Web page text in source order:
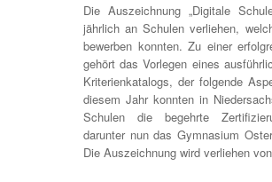
Die Auszeichnung „Digitale
jährlich an Schulen verliehen,
bewerben konnten. Zu einer
gehört das Vorlegen eines
Kriterienkatalogs, der folgende
diesem Jahr konnten in
Schulen die begehrte
darunter nun das Gymnasium
Die Auszeichnung wird verliehen